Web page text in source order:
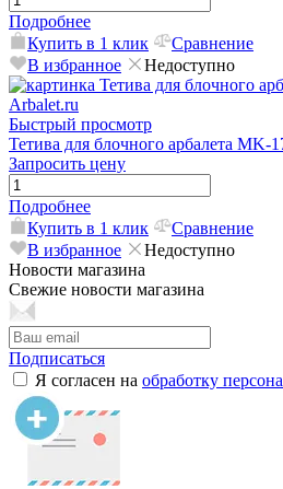
Подробнее
Купить в 1 клик
Сравнение
В избранное
Недоступно
Быстрый просмотр
Тетива для блочного арбалета MK-
Запросить цену
Подробнее
Купить в 1 клик
Сравнение
В избранное
Недоступно
Новости магазина
Свежие новости магазина
Подписаться
Я согласен на обработку